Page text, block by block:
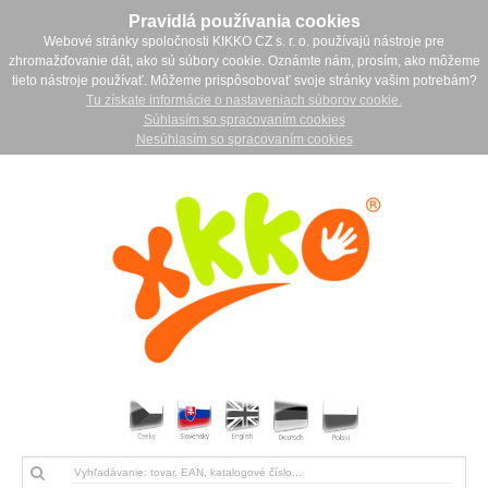
Pravidlá používania cookies
Webové stránky spoločnosti KIKKO CZ s. r. o. používajú nástroje pre
zhromažďovanie dát, ako sú súbory cookie. Oznámte nám, prosím, ako môžeme
tieto nástroje používať. Môžeme prispôsobovať svoje stránky vašim potrebám?
Tu získate informácie o nastaveniach súborov cookie.
Súhlasím so spracovaním cookies
Nesúhlasím so spracovaním cookies